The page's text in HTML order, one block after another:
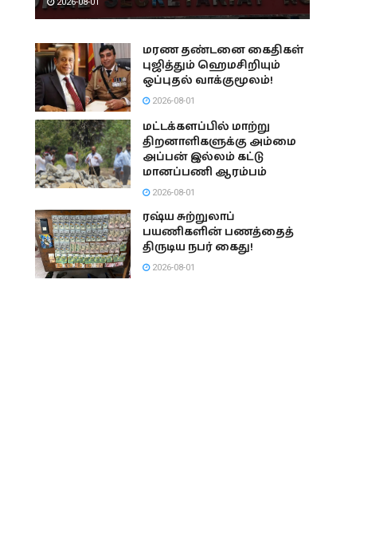
மரண தண்டனை கைதிகள்
புஜித்தும் ஹெமசிறியும்
ஒப்புதல் வாக்குமூலம்!
2026-08-01
மட்டக்களப்பில் மாற்று
திறனாளிகளுக்கு அம்மை
அப்பன் இல்லம் கட்டு
மானப்பணி ஆரம்பம்
2026-08-01
ரஷ்ய சுற்றுலாப்
பயணிகளின் பணத்தைத்
திருடிய நபர் கைது!
2026-08-01